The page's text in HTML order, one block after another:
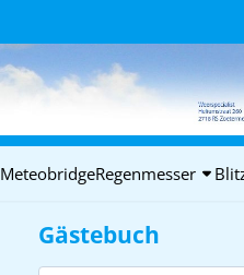
MeteobridgeRegenmesser
Gästebuch